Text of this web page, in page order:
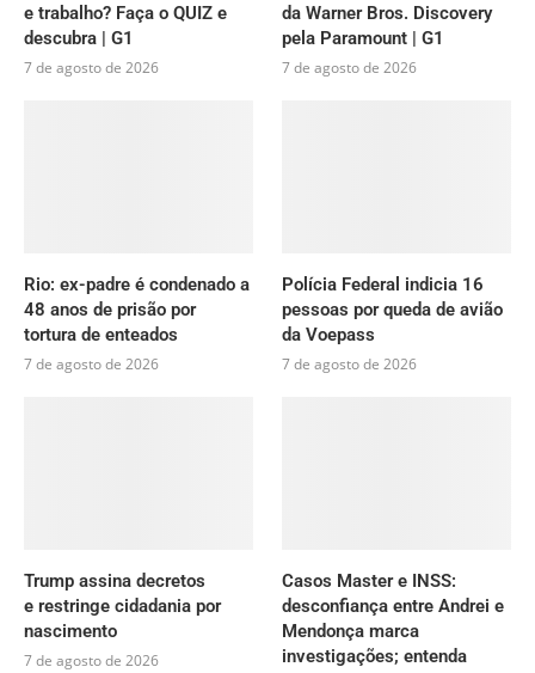
e trabalho? Faça o QUIZ e
descubra | G1
7 de agosto de 2026
da Warner Bros. Discovery
pela Paramount | G1
7 de agosto de 2026
Rio: ex-padre é condenado a
48 anos de prisão por
tortura de enteados
7 de agosto de 2026
Polícia Federal indicia 16
pessoas por queda de avião
da Voepass
7 de agosto de 2026
Trump assina decretos
e restringe cidadania por
nascimento
7 de agosto de 2026
Casos Master e INSS:
desconfiança entre Andrei e
Mendonça marca
investigações; entenda